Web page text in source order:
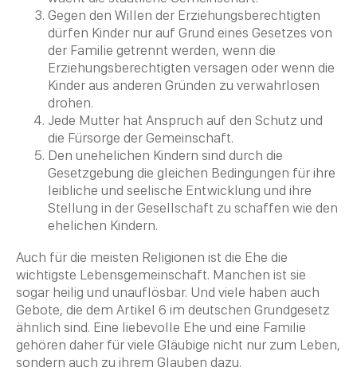
Gegen den Willen der Erziehungsberechtigten
dürfen Kinder nur auf Grund eines Gesetzes von
der Familie getrennt werden, wenn die
Erziehungsberechtigten versagen oder wenn die
Kinder aus anderen Gründen zu verwahrlosen
drohen.
Jede Mutter hat Anspruch auf den Schutz und
die Fürsorge der Gemeinschaft.
Den unehelichen Kindern sind durch die
Gesetzgebung die gleichen Bedingungen für ihre
leibliche und seelische Entwicklung und ihre
Stellung in der Gesellschaft zu schaffen wie den
ehelichen Kindern.
Auch für die meisten Religionen ist die Ehe die
wichtigste Lebensgemeinschaft. Manchen ist sie
sogar heilig und unauflösbar. Und viele haben auch
Gebote, die dem Artikel 6 im deutschen Grundgesetz
ähnlich sind. Eine liebevolle Ehe und eine Familie
gehören daher für viele Gläubige nicht nur zum Leben,
sondern auch zu ihrem Glauben dazu.